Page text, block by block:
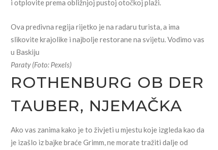
i otplovite prema obližnjoj pustoj otočkoj plaži.
Ova predivna regija rijetko je na radaru turista, a ima
slikovite krajolike i najbolje restorane na svijetu. Vodimo vas
u Baskiju
Paraty (Foto: Pexels)
ROTHENBURG OB DER
TAUBER, NJEMAČKA
Ako vas zanima kako je to živjeti u mjestu koje izgleda kao da
je izašlo iz bajke braće Grimm, ne morate tražiti dalje od